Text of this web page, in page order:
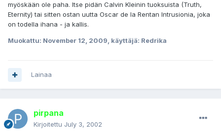
myöskään ole paha. Itse pidän Calvin Kleinin tuoksuista (Truth,
Eternity) tai sitten ostan uutta Oscar de la Rentan Intrusionia, joka
on todella ihana - ja kallis.
Muokattu: November 12, 2009, käyttäjä: Redrika
Lainaa
pirpana
Kirjoitettu July 3, 2002